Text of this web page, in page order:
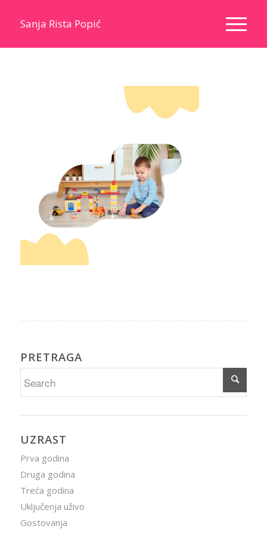
Sanja Rista Popić
PRETRAGA
UZRAST
Prva godina
Druga godina
Treća godina
Uključenja uživo
Gostovanja